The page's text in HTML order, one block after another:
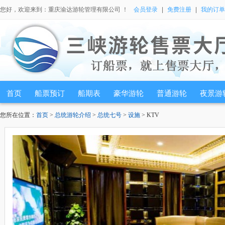
您好，欢迎来到：重庆渝达游轮管理有限公司 ！ 会员登录 免费注册 我的订单
首页 船票预订 船期表 豪华游轮 普通游轮 夜景游
您所在位置： 首页 > 总统游轮介绍 > 总统七号 > 设施 > KTV